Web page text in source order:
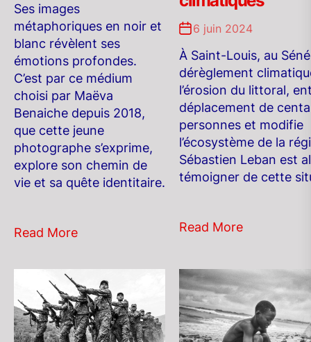
Ses images
métaphoriques en noir et
blanc révèlent ses
émotions profondes.
C’est par ce médium
choisi par Maëva
Benaiche depuis 2018,
que cette jeune
photographe s’exprime,
explore son chemin de
vie et sa quête identitaire.
Read More
6 juin 2024
À Saint-Louis, au
dérèglement
l’érosion du littoral,
déplacement de
personnes et modifie
l’écosystème de la
Sébastien Leban est
témoigner de cette
Read More